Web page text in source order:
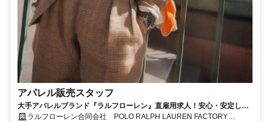
アパレル販売スタッフ
大手アパレルブランド『ラルフローレン』直雇用求人！安心・安定して
働けます。残業ほぼなし＆福利厚生も充実！！
ラルフローレン合同会社 POLO RALPH LAUREN FACTORY